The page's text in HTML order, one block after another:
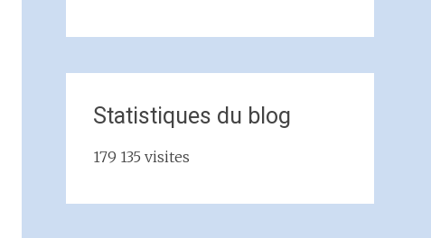
Statistiques du blog
179 135 visites